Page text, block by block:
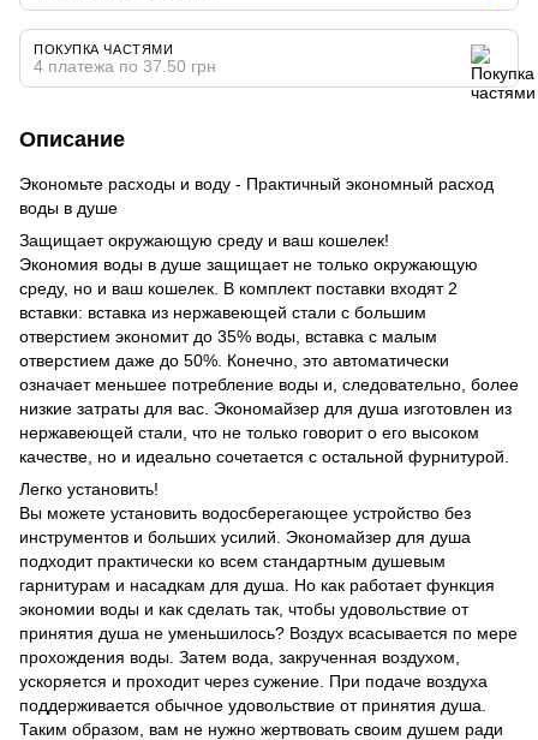
ПОКУПКА ЧАСТЯМИ
4 платежа по 37.50 грн
Описание
Экономьте расходы и воду - Практичный экономный расход
воды в душе
Защищает окружающую среду и ваш кошелек!
Экономия воды в душе защищает не только окружающую
среду, но и ваш кошелек. В комплект поставки входят 2
вставки: вставка из нержавеющей стали с большим
отверстием экономит до 35% воды, вставка с малым
отверстием даже до 50%. Конечно, это автоматически
означает меньшее потребление воды и, следовательно, более
низкие затраты для вас. Экономайзер для душа изготовлен из
нержавеющей стали, что не только говорит о его высоком
качестве, но и идеально сочетается с остальной фурнитурой.
Легко установить!
Вы можете установить водосберегающее устройство без
инструментов и больших усилий. Экономайзер для душа
подходит практически ко всем стандартным душевым
гарнитурам и насадкам для душа. Но как работает функция
экономии воды и как сделать так, чтобы удовольствие от
принятия душа не уменьшилось? Воздух всасывается по мере
прохождения воды. Затем вода, закрученная воздухом,
ускоряется и проходит через сужение. При подаче воздуха
поддерживается обычное удовольствие от принятия душа.
Таким образом, вам не нужно жертвовать своим душем ради